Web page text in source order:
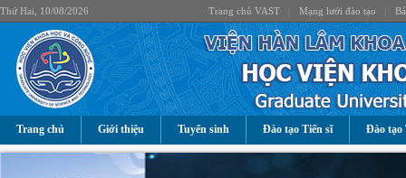
Thứ Hai, 10/08/2026 Trang chủ VAST Mạng lưới đào tạo
Trang chủ Giới thiệu Tuyển sinh Đào tạo Tiến sĩ Đào tạo